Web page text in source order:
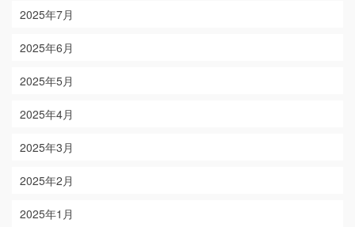
2025年7月
2025年6月
2025年5月
2025年4月
2025年3月
2025年2月
2025年1月